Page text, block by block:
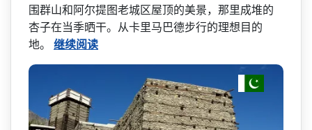
围群山和阿尔提图老城区屋顶的美景，­那里成堆的
杏子在当季晒干。从卡里马巴德步行的理想­目的
地。 继续阅读